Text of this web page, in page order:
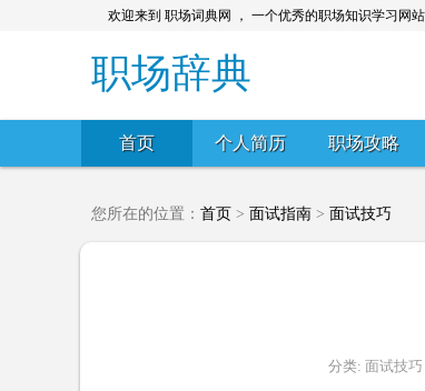
欢迎来到 职场词典网 ， 一个优秀的职场知识学习网站
职场辞典
首页 个人简历 职场攻略
您所在的位置： 首页 > 面试指南 > 面试技巧
分类: 面试技巧